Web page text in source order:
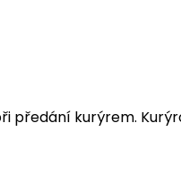
předání kurýrem.